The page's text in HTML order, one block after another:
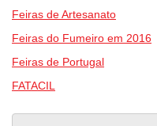
Feiras de Artesanato
Feiras do Fumeiro em 2016
Feiras de Portugal
FATACIL